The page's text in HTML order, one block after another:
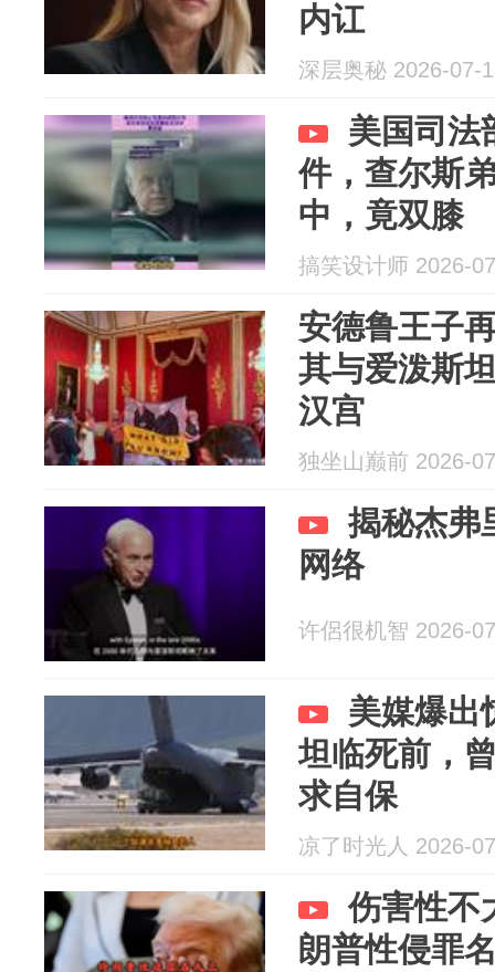
内讧
深层奥秘 2026-07-
美国司法
件，查尔斯
中，竟双膝
搞笑设计师 2026-
安德鲁王子
其与爱泼斯
汉宫
独坐山巅前 2026-
揭秘杰弗
网络
许侶很机智 2026-
美媒爆出
坦临死前，
求自保
凉了时光人 2026-
伤害性不
朗普性侵罪